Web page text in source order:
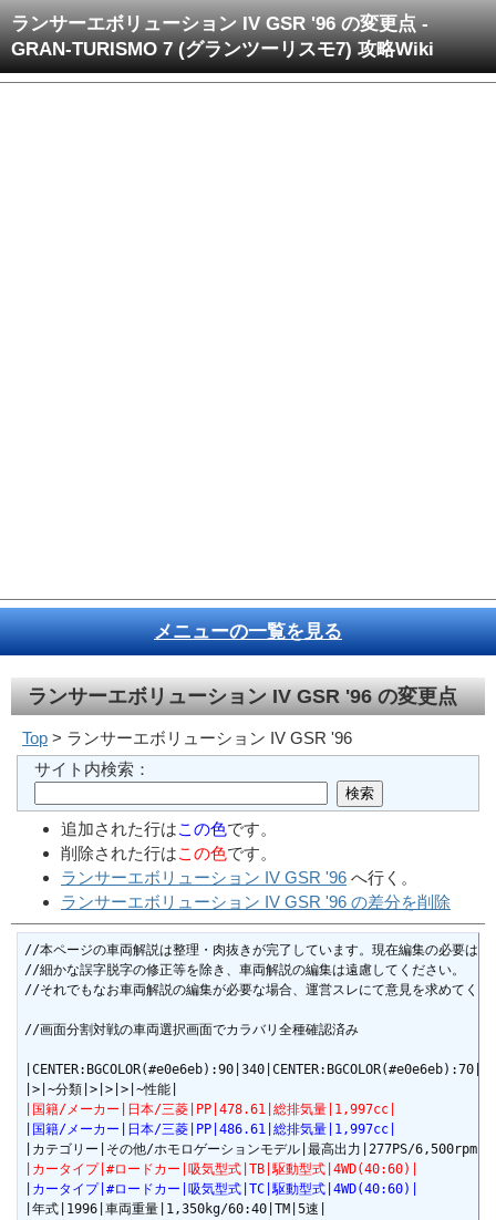
ランサーエボリューション IV GSR '96 の変更点 -
GRAN-TURISMO 7 (グランツーリスモ7) 攻略Wiki
メニューの一覧を見る
ランサーエボリューション IV GSR '96の変更点
Top > ランサーエボリューション IV GSR '96
サイト内検索：
追加された行はこの色です。
削除された行はこの色です。
ランサーエボリューション IV GSR '96 へ行く。
ランサーエボリューション IV GSR '96 の差分を削除
//本ページの車両解説は整理・肉抜きが完了しています。現在編集の必要はあ
//細かな誤字脱字の修正等を除き、車両解説の編集は遠慮してください。
//それでもなお車両解説の編集が必要な場合、運営スレにて意見を求めてくだ
//画面分割対戦の車両選択画面でカラバリ全種確認済み
|国籍/メーカー|日本/三菱|PP|478.61|総排気量|1,997cc|
|国籍/メーカー|日本/三菱|PP|486.61|総排気量|1,997cc|
|カータイプ|#ロードカー|吸気型式|TB|駆動型式|4WD(40:60)|
|カータイプ|#ロードカー|吸気型式|TC|駆動型式|4WD(40:60)|
|年式|1996|車両重量|1,350kg/60:40|TM|5速|